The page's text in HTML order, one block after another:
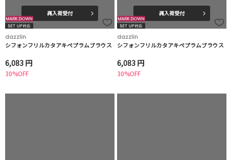
再入荷受付
dazzlin
シフォンフリルカタアキペプラムブラウス
6,083 円
30%OFF
再入荷受付
dazzlin
シフォンフリルカタアキペプラムブラウス
6,083 円
30%OFF